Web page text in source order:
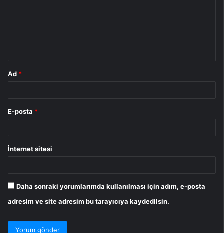
Ad *
E-posta *
İnternet sitesi
Daha sonraki yorumlarımda kullanılması için adım, e-posta
adresim ve site adresim bu tarayıcıya kaydedilsin.